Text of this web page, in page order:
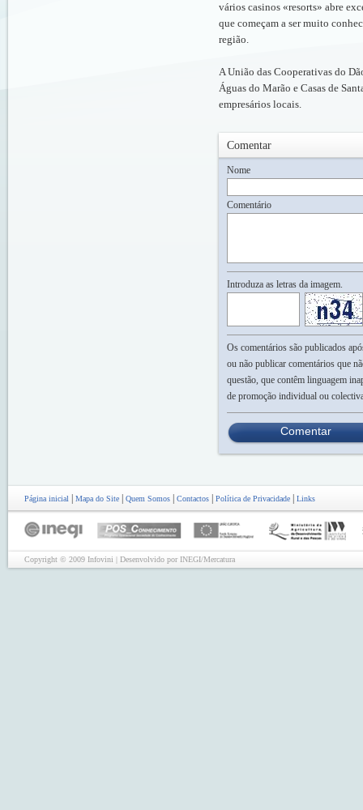
vários casinos «resorts» abre
que começam a ser muito
região.
A União das Cooperativas do
Águas do Marão e Casas de
empresários locais.
Comentar
Nome
Comentário
Introduza as letras da imagem.
Os comentários são publicados
ou não publicar comentários que
questão, que contêm linguagem
de promoção individual ou
Comentar
Página inicial Mapa do Site Quem Somos Contactos Política de Privacidade Links
Copyright © 2009 Infovini | Desenvolvido por INEGI/Mercatura